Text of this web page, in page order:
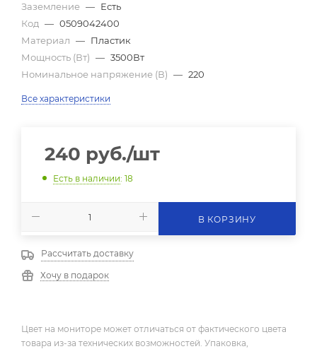
Заземление — Есть
Код — 0509042400
Материал — Пластик
Мощность (Вт) — 3500Вт
Номинальное напряжение (В) — 220
Все характеристики
240 руб./шт
Есть в наличии: 18
В КОРЗИНУ
Рассчитать доставку
Хочу в подарок
Цвет на мониторе может отличаться от фактического цвета
товара из-за технических возможностей. Упаковка,